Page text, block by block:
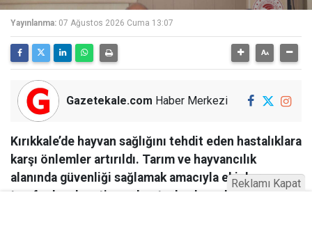
Yayınlanma: 07 Ağustos 2026 Cuma 13:07
Gazetekale.com Haber Merkezi
Kırıkkale’de hayvan sağlığını tehdit eden hastalıklara
karşı önlemler artırıldı. Tarım ve hayvancılık
alanında güvenliği sağlamak amacıyla ekipler
tarafından denetim ve kontrol çalışmaları
Reklamı Kapat